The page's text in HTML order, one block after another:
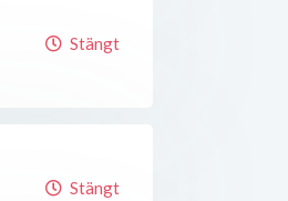
Stängt
Stängt